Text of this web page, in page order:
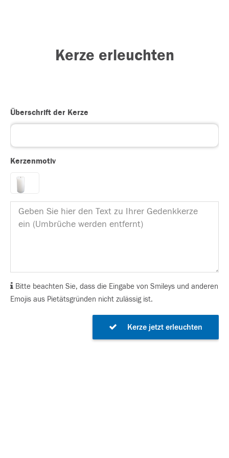
Kerze erleuchten
Überschrift der Kerze
Kerzenmotiv
Bitte beachten Sie, dass die Eingabe von Smileys und anderen
Emojis aus Pietätsgründen nicht zulässig ist.
Kerze jetzt erleuchten